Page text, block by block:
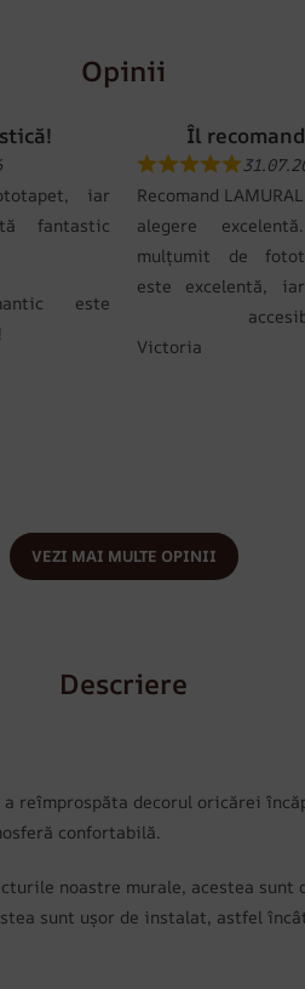
Opinii
iar
fantastic
este
Îl
Recomand
alegere
mulțumit de
este excelentă,
Victoria
VEZI MAI MULTE OPINII
Descriere
reîmprospăta decorul oricărei
confortabilă.
noastre murale, acestea
sunt ușor de instalat, astfel